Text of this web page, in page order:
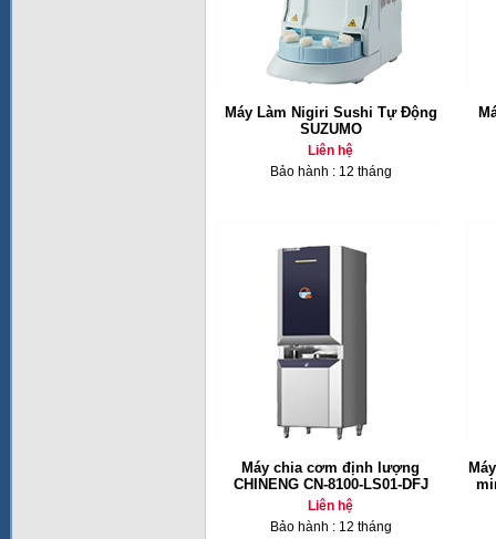
Máy Làm Nigiri Sushi Tự Động
SUZUMO
Liên hệ
Bảo hành : 12 tháng
Máy chia cơm định lượng
CHINENG CN-8100-LS01-DFJ
Liên hệ
Bảo hành : 12 tháng